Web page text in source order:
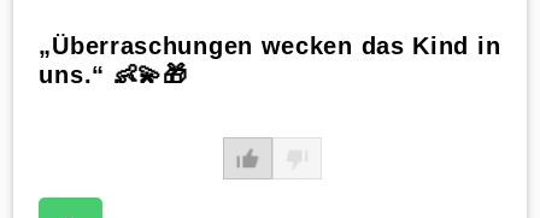
„Überraschungen wecken das Kind in
uns.“ 👶💫🎁